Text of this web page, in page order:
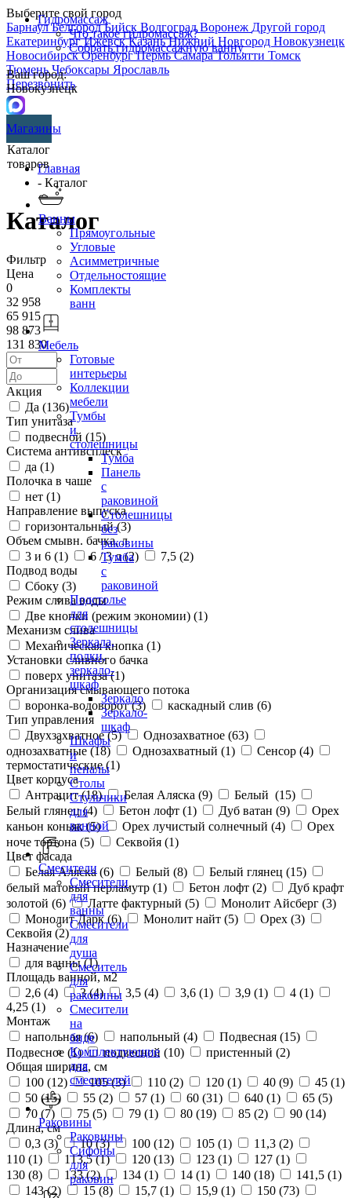
Выберите свой город
БарнаулБелгородБийск ВолгоградВоронеж Другой город
ЕкатеринбургИжевскКазаньНижний Новгород Новокузнецк
НовосибирскОренбургПермьСамараТольятти Томск
ТюменьЧебоксары Ярославль
Перезвонить
Гидромассаж
Что такое гидромассаж?
Собрать гидромассажную ванну
Ваш город:
Новокузнецк
Магазины
Каталог
товаров
Ванны
Прямоугольные
Угловые
Асимметричные
Отдельностоящие
Комплекты
ванн
Мебель
Готовые
интерьеры
Коллекции
мебели
Тумбы
и
столешницы
Тумба
Панель
с
раковиной
Столешницы
без
раковины
Тумба
с
раковиной
Подстолье
для
столешницы
Зеркала,
полки,
зеркало-
шкаф
Зеркало
Зеркало-
шкаф
Шкафы
и
пеналы
Столы
Стульчики
для
ванной
Смесители
Смесители
для
ванны
Смесители
для
душа
Смеситель
для
раковины
Смесители
на
биде
Комплектующие
для
смесителей
Раковины
Раковины
Сифоны
для
раковин
Главная
- Каталог
Каталог
Фильтр
Цена
0
32 958
65 915
98 873
131 830
Акция
Да (136)
Тип унитаза
подвесной (15)
Система антивсплеск
да (1)
Полочка в чаше
нет (1)
Направление выпуска
горизонтальный (3)
Объем смывн. бачка, л
3 и 6 (1) 6 / 3 л (2) 7,5 (2)
Подвод воды
Сбоку (3)
Режим слива воды
Две кнопки (режим экономии) (1)
Механизм слива
Механическая кнопка (1)
Установки сливного бачка
поверх унитаза (1)
Организация смывающего потока
воронка-водоворот (3) каскадный слив (6)
Тип управления
Двухзахватное (5) Однозахватное (63)
однозахватные (18) Однозахватный (1) Сенсор (4)
термостатические (1)
Цвет корпуса
Антрацит (18) Белая Аляска (9) Белый (15)
Белый глянец (4) Бетон лофт (1) Дуб ватан (9)
Орех
каньон коньяк (5) Орех лучистый солнечный (4)
Орех
ноче тортона (5) Секвойя (1)
Цвет фасада
Белая Аляска (6) Белый (8) Белый глянец (15)
белый матовый перламутр (1) Бетон лофт (2)
Дуб крафт
золотой (6) Латте фактурный (5) Монолит Айсберг (3)
Монолит Дарк (6) Монолит найт (5) Орех (3)
Секвойя (2)
Назначение
для ванны (1)
Площадь ванной, м2
2,6 (4) 3 (4) 3,5 (4) 3,6 (1) 3,9 (1) 4 (1)
4,25 (1)
Монтаж
напольная (6) напольный (4) Подвесная (15)
Подвесное (1) подвесной (10) пристенный (2)
Общая ширина, см
100 (12) 105 (3) 110 (2) 120 (1) 40 (9) 45 (1)
50 (15) 55 (2) 57 (1) 60 (31) 640 (1) 65 (5)
70 (7) 75 (5) 79 (1) 80 (19) 85 (2) 90 (14)
Длина, см
0,3 (3) 10 (3) 100 (12) 105 (1) 11,3 (2)
110 (1) 113,5 (1) 120 (13) 123 (1) 127 (1)
130 (8) 133 (2) 134 (1) 14 (1) 140 (18) 141,5 (1)
143 (2) 15 (8) 15,7 (1) 15,9 (1) 150 (73)